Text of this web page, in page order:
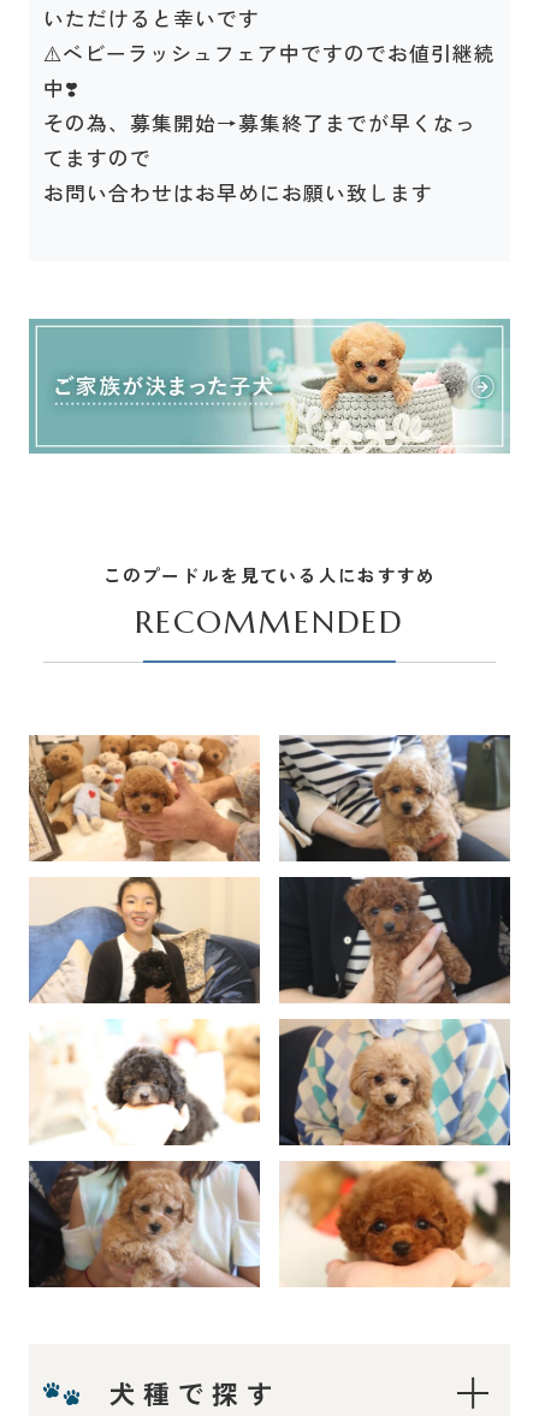
いただけると幸いです
⚠️ベビーラッシュフェア中ですのでお値引継続
中❣️
その為、募集開始→募集終了までが早くなっ
てますので
お問い合わせはお早めにお願い致します
このプードルを見ている人におすすめ
RECOMMENDED
犬種で探す